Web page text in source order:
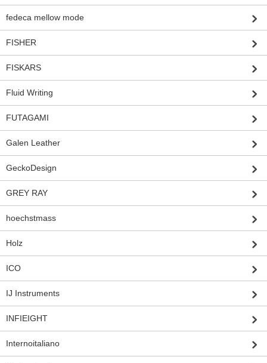
fedeca mellow mode
FISHER
FISKARS
Fluid Writing
FUTAGAMI
Galen Leather
GeckoDesign
GREY RAY
hoechstmass
Holz
ICO
IJ Instruments
INFIEIGHT
Internoitaliano